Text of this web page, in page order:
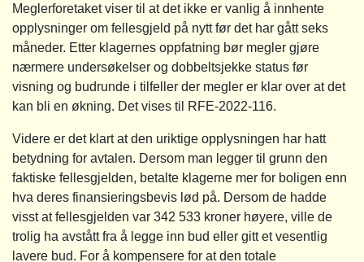
Meglerforetaket viser til at det ikke er vanlig å innhente
opplysninger om fellesgjeld på nytt før det har gått seks
måneder. Etter klagernes oppfatning bør megler gjøre
nærmere undersøkelser og dobbeltsjekke status før
visning og budrunde i tilfeller der megler er klar over at det
kan bli en økning. Det vises til RFE-2022-116.
Videre er det klart at den uriktige opplysningen har hatt
betydning for avtalen. Dersom man legger til grunn den
faktiske fellesgjelden, betalte klagerne mer for boligen enn
hva deres finansieringsbevis lød på. Dersom de hadde
visst at fellesgjelden var 342 533 kroner høyere, ville de
trolig ha avstått fra å legge inn bud eller gitt et vesentlig
lavere bud. For å kompensere for at den totale